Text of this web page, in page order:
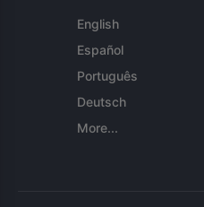
English
Español
Português
Deutsch
More...